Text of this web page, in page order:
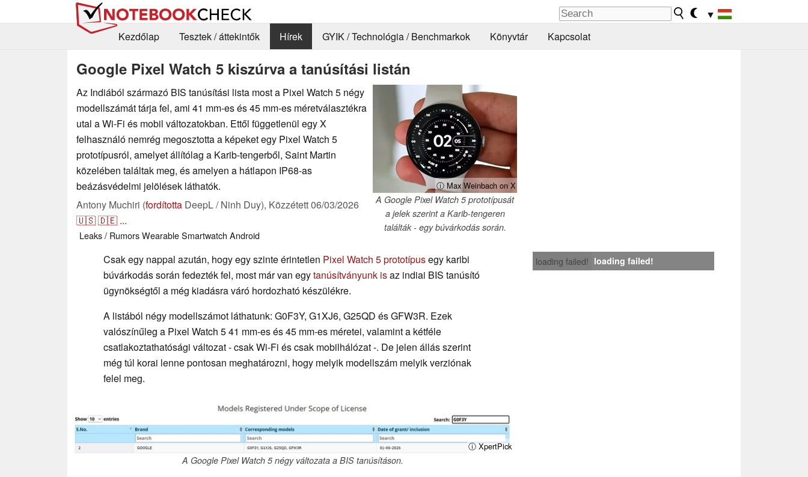
▼
Kezdőlap
Tesztek / áttekintők Hírek GYIK / Technológia / Benchmarkok Könyvtár Kapcsolat
Google Pixel Watch 5 kiszúrva a tanúsítási listán
ⓘ Max Weinbach on X
A Google Pixel Watch 5 prototípusát
a jelek szerint a Karib-tengeren
találták - egy búvárkodás során.
Az Indiából származó BIS tanúsítási lista most a Pixel Watch 5 négy
modellszámát tárja fel, ami 41 mm-es és 45 mm-es méretválasztékra
utal a Wi-Fi és mobil változatokban. Ettől függetlenül egy X
felhasználó nemrég megosztotta a képeket egy Pixel Watch 5
prototípusról, amelyet állítólag a Karib-tengerből, Saint Martin
közelében találtak meg, és amelyen a hátlapon IP68-as
beázásvédelmi jelölések láthatók.
Antony Muchiri (fordította DeepL / Ninh Duy), Közzétett06/03/2026
🇺🇸🇩🇪 ...
Leaks / RumorsWearableSmartwatch Android
loading failed! loading failed!
Csak egy nappal azután, hogy egy szinte érintetlen Pixel Watch 5 prototípusegy karibi
búvárkodás során fedezték fel, most már van egytanúsítványunk isaz indiai BIS tanúsító
ügynökségtől a még kiadásra váró hordozható készülékre.
A listából négy modellszámot láthatunk: G0F3Y, G1XJ6, G25QD és GFW3R. Ezek
valószínűleg a Pixel Watch 5 41 mm-es és 45 mm-es méretei, valamint a kétféle
csatlakoztathatósági változat - csak Wi-Fi és csak mobilhálózat -. De jelen állás szerint
még túl korai lenne pontosan meghatározni, hogy melyik modellszám melyik verziónak
felel meg.
ⓘ XpertPick
A Google Pixel Watch 5 négy változata a BIS tanúsításon.